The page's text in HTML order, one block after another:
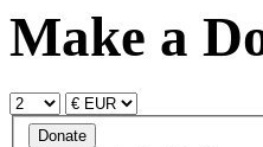
Make a